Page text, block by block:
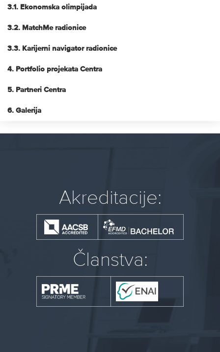
3.1. Ekonomska olimpijada
3.2. MatchMe radionice
3.3. Karijerni navigator radionice
4. Portfolio projekata Centra
5. Partneri Centra
6. Galerija
Akreditacije:
Članstva: